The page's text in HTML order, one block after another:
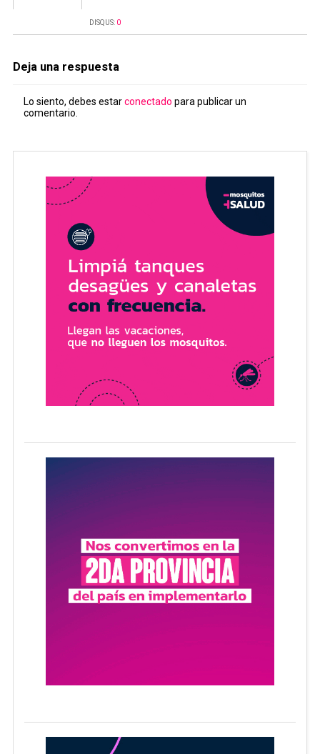
DISQUS: 0
Deja una respuesta
Lo siento, debes estarconectado para publicar un
comentario.